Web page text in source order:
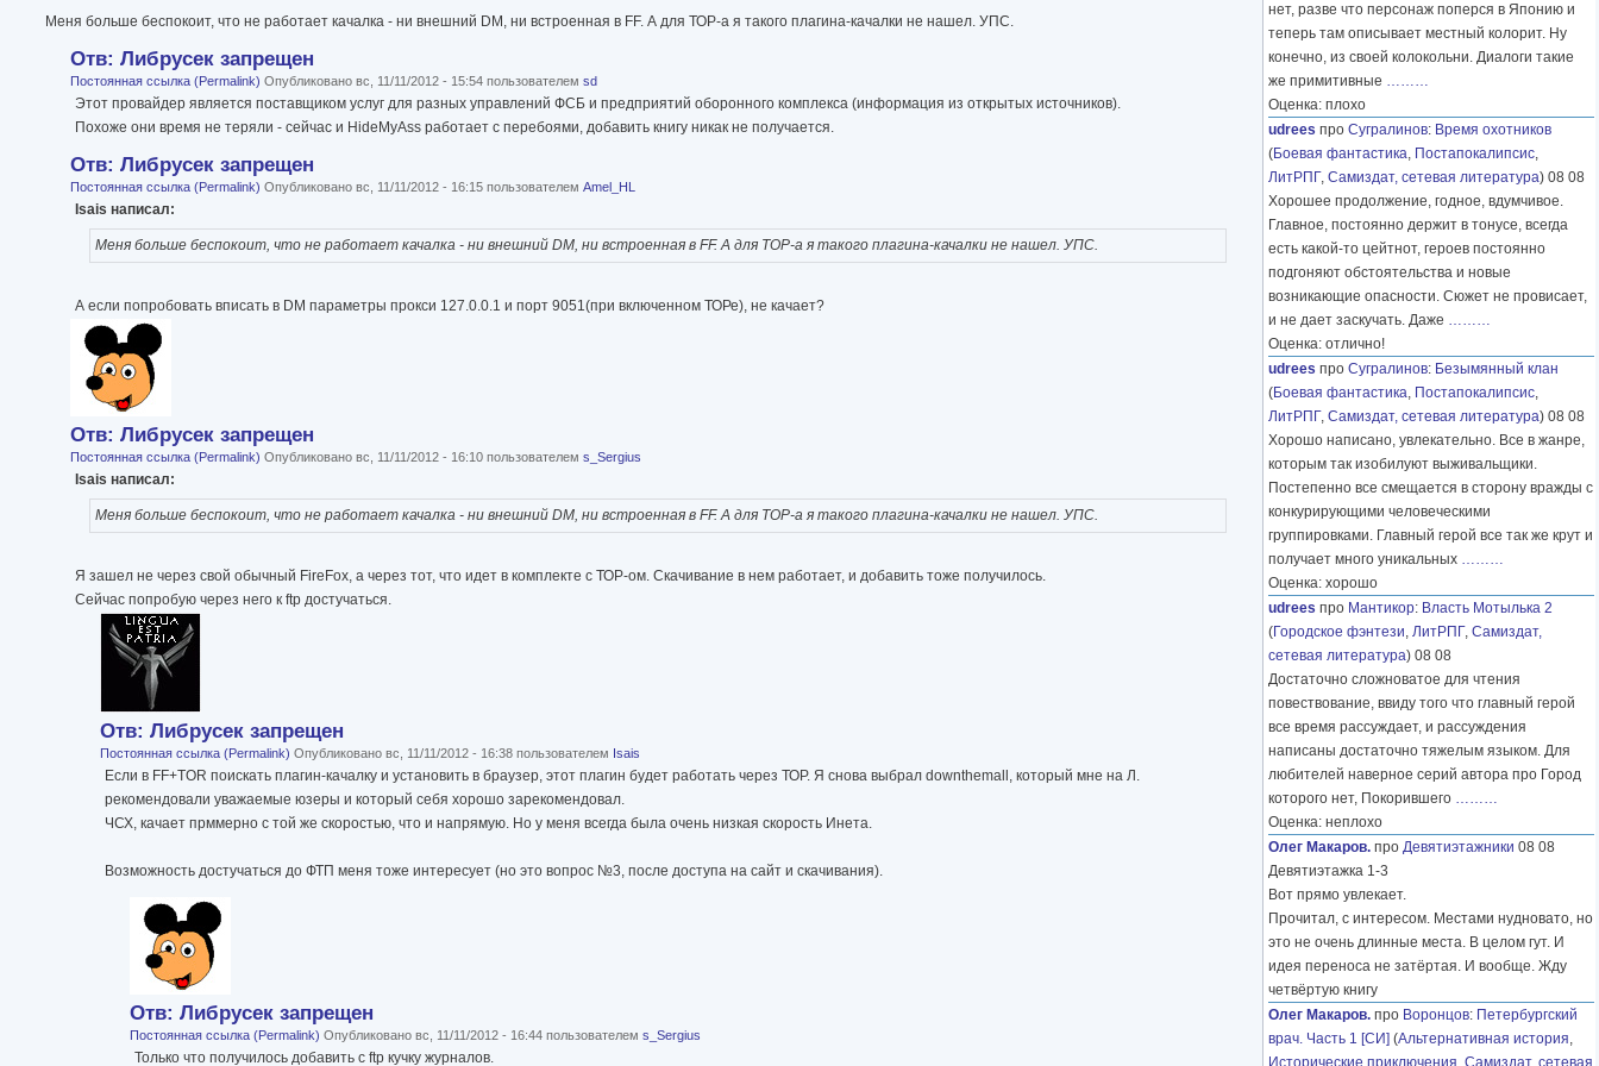
Меня больше беспокоит, что не работает качалка - ни внешний DM, ни встроенная в FF. А для ТОР-а я такого плагина-качалки не нашел. УПС.
Отв: Либрусек запрещен
Постоянная ссылка (Permalink) Опубликовано вс, 11/11/2012 - 15:54 пользователем sd
Этот провайдер является поставщиком услуг для разных управлений ФСБ и предприятий оборонного комплекса (информация из открытых источников).
Похоже они время не теряли - сейчас и HideMyAss работает с перебоями, добавить книгу никак не получается.
Отв: Либрусек запрещен
Постоянная ссылка (Permalink) Опубликовано вс, 11/11/2012 - 16:15 пользователем Amel_HL
Isais написал:
Меня больше беспокоит, что не работает качалка - ни внешний DM, ни встроенная в FF. А для ТОР-а я такого плагина-качалки не нашел. УПС.
А если попробовать вписать в DM параметры прокси 127.0.0.1 и порт 9051(при включенном ТОРе), не качает?
Отв: Либрусек запрещен
Постоянная ссылка (Permalink) Опубликовано вс, 11/11/2012 - 16:10 пользователем s_Sergius
Isais написал:
Меня больше беспокоит, что не работает качалка - ни внешний DM, ни встроенная в FF. А для ТОР-а я такого плагина-качалки не нашел. УПС.
Я зашел не через свой обычный FireFox, а через тот, что идет в комплекте с ТОР-ом. Скачивание в нем работает, и добавить тоже получилось.
Сейчас попробую через него к ftp достучаться.
Отв: Либрусек запрещен
Постоянная ссылка (Permalink) Опубликовано вс, 11/11/2012 - 16:38 пользователем Isais
Если в FF+TOR поискать плагин-качалку и установить в браузер, этот плагин будет работать через ТОР. Я снова выбрал downthemall, который мне на Л.
рекомендовали уважаемые юзеры и который себя хорошо зарекомендовал.
ЧСХ, качает прммерно с той же скоростью, что и напрямую. Но у меня всегда была очень низкая скорость Инета.
Возможность достучаться до ФТП меня тоже интересует (но это вопрос №3, после доступа на сайт и скачивания).
Отв: Либрусек запрещен
Постоянная ссылка (Permalink) Опубликовано вс, 11/11/2012 - 16:44 пользователем s_Sergius
Только что получилось добавить с ftp кучку журналов.
нет, разве что персонаж поперся в Японию и
теперь там описывает местный колорит. Ну
конечно, из своей колокольни. Диалоги такие
же примитивные ………
Оценка: плохо
udrees про Сугралинов: Время охотников
(Боевая фантастика, Постапокалипсис,
ЛитРПГ, Самиздат, сетевая литература) 08 08
Хорошее продолжение, годное, вдумчивое.
Главное, постоянно держит в тонусе, всегда
есть какой-то цейтнот, героев постоянно
подгоняют обстоятельства и новые
возникающие опасности. Сюжет не провисает,
и не дает заскучать. Даже ………
Оценка: отлично!
udrees про Сугралинов: Безымянный клан
(Боевая фантастика, Постапокалипсис,
ЛитРПГ, Самиздат, сетевая литература) 08 08
Хорошо написано, увлекательно. Все в жанре,
которым так изобилуют выживальщики.
Постепенно все смещается в сторону вражды с
конкурирующими человеческими
группировками. Главный герой все так же крут и
получает много уникальных ………
Оценка: хорошо
udrees про Мантикор: Власть Мотылька 2
(Городское фэнтези, ЛитРПГ, Самиздат,
сетевая литература) 08 08
Достаточно сложноватое для чтения
повествование, ввиду того что главный герой
все время рассуждает, и рассуждения
написаны достаточно тяжелым языком. Для
любителей наверное серий автора про Город
которого нет, Покорившего ………
Оценка: неплохо
Олег Макаров. про Девятиэтажники 08 08
Девятиэтажка 1-3
Вот прямо увлекает.
Прочитал, с интересом. Местами нудновато, но
это не очень длинные места. В целом гут. И
идея переноса не затёртая. И вообще. Жду
четвёртую книгу
Олег Макаров. про Воронцов: Петербургский
врач. Часть 1 [СИ] (Альтернативная история,